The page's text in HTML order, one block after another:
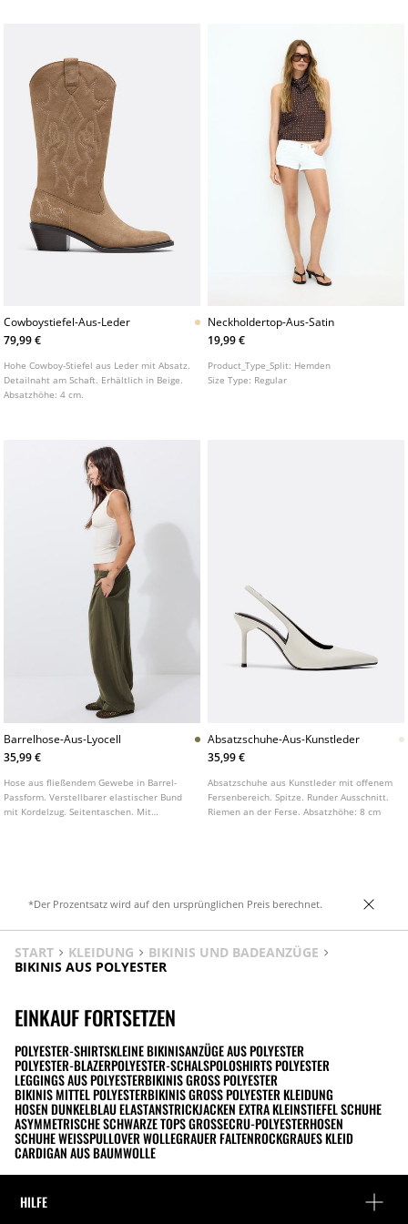
Cowboystiefel-Aus-Leder
79,99 €
Hohe Cowboy-Stiefel aus Leder mit Absatz.
Detailnaht am Schaft. Erhältlich in Beige.
Absatzhöhe: 4 cm.
Neckholdertop-Aus-Satin
19,99 €
Product_Type_Split: Hemden
Size Type: Regular
Barrelhose-Aus-Lyocell
35,99 €
Hose aus fließendem Gewebe in Barrel-
Passform. Verstellbarer elastischer Bund
mit Kordelzug. Seitentaschen. Mit
Absatzschuhe-Aus-Kunstleder
35,99 €
Absatzschuhe aus Kunstleder mit offenem
Fersenbereich. Spitze. Runder Ausschnitt.
Riemen an der Ferse. Absatzhöhe: 8 cm
*Der Prozentsatz wird auf den ursprünglichen Preis berechnet.
START KLEIDUNG
BIKINIS UND BADEANZÜGE
BIKINIS AUS POLYESTER
EINKAUF FORTSETZEN
POLYESTER-SHIRTSKLEINE BIKINISANZÜGE AUS POLYESTER
POLYESTER-BLAZERPOLYESTER-SCHALSPOLOSHIRTS POLYESTER
LEGGINGS AUS POLYESTERBIKINIS GROSS POLYESTER
BIKINIS MITTEL POLYESTERBIKINIS GROSS POLYESTER KLEIDUNG
HOSEN DUNKELBLAU ELASTANSTRICKJACKEN EXTRA KLEINSTIEFEL SCHUHE
ASYMMETRISCHE SCHWARZE TOPS GROSS ECRU-POLYESTERHOSEN
SCHUHE WEISS PULLOVER WOLLEGRAUER FALTENROCKGRAUES KLEID
CARDIGAN AUS BAUMWOLLE
HILFE